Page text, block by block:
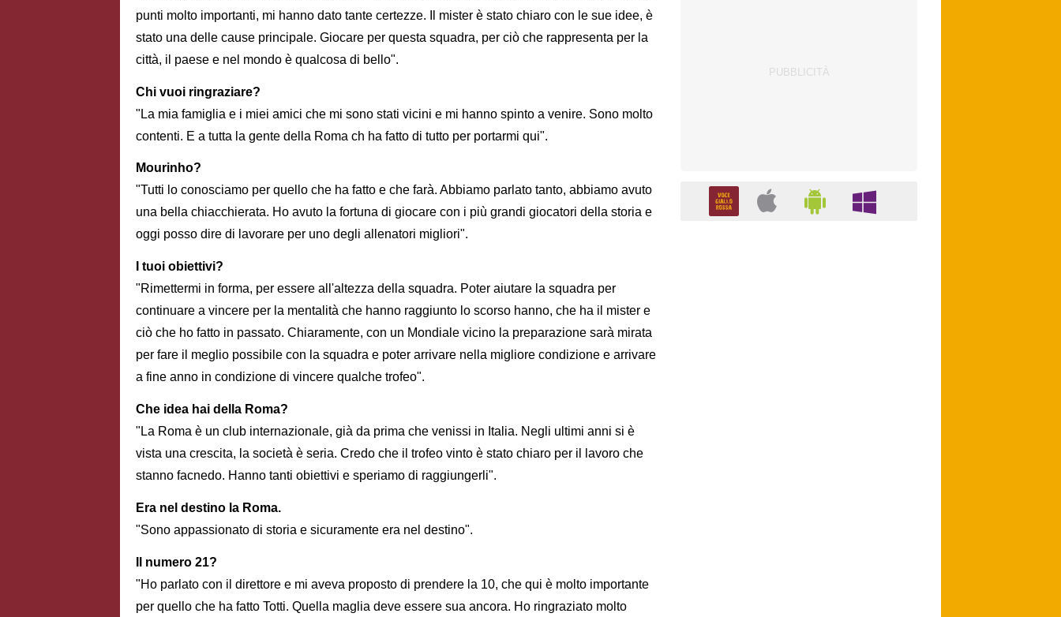
punti molto importanti, mi hanno dato tante certezze. Il mister è stato chiaro con le sue idee, è
stato una delle cause principale. Giocare per questa squadra, per ciò che rappresenta per la
città, il paese e nel mondo è qualcosa di bello".
Chi vuoi ringraziare?
"La mia famiglia e i miei amici che mi sono stati vicini e mi hanno spinto a venire. Sono molto
contenti. E a tutta la gente della Roma ch ha fatto di tutto per portarmi qui".
Mourinho?
"Tutti lo conosciamo per quello che ha fatto e che farà. Abbiamo parlato tanto, abbiamo avuto
una bella chiacchierata. Ho avuto la fortuna di giocare con i più grandi giocatori della storia e
oggi posso dire di lavorare per uno degli allenatori migliori".
I tuoi obiettivi?
"Rimettermi in forma, per essere all'altezza della squadra. Poter aiutare la squadra per
continuare a vincere per la mentalità che hanno raggiunto lo scorso hanno, che ha il mister e
ciò che ho fatto in passato. Chiaramente, con un Mondiale vicino la preparazione sarà mirata
per fare il meglio possibile con la squadra e poter arrivare nella migliore condizione e arrivare
a fine anno in condizione di vincere qualche trofeo".
Che idea hai della Roma?
"La Roma è un club internazionale, già da prima che venissi in Italia. Negli ultimi anni si è
vista una crescita, la società è seria. Credo che il trofeo vinto è stato chiaro per il lavoro che
stanno facnedo. Hanno tanti obiettivi e speriamo di raggiungerli".
Era nel destino la Roma.
"Sono appassionato di storia e sicuramente era nel destino".
Il numero 21?
"Ho parlato con il direttore e mi aveva proposto di prendere la 10, che qui è molto importante
per quello che ha fatto Totti. Quella maglia deve essere sua ancora. Ho ringraziato molto